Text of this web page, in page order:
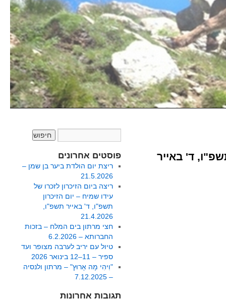
ד' באייר פוסטים אחרונים
ריצת יום הולדת ביער בן שמן –
21.5.2026
ריצה ביום הזיכרון לזכרו של
עידו שמיח – יום הזיכרון
תשפ"ו, ד' באייר תשפ"ו,
21.4.2026
חצי מרתון בים המלח – בזכות
החברותא – 6.2.2026
טיול עם יריב לערבה מצופר ועד
ספיר – 11–12 בינואר 2026
"וִיהִי מָה אָרוּץ" – מרתון ולנסיה
– 7.12.2025
תגובות אחרונות